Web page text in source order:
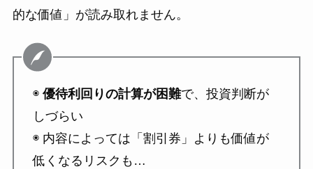
的な価値」が読み取れません。
◉ 優待利回りの計算が困難で、投資判断が
しづらい
◉ 内容によっては「割引券」よりも価値が
低くなるリスクも…